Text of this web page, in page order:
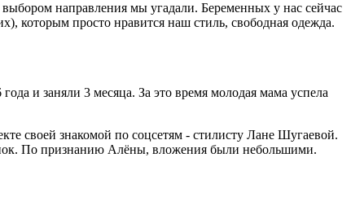
направления мы угадали. Беременных у нас сейчас
которым просто нравится наш стиль, свободная одежда.
и заняли 3 месяца. За это время молодая мама успела
своей знакомой по соцсетям - стилисту Лане Шугаевой.
По признанию Алёны, вложения были небольшими.